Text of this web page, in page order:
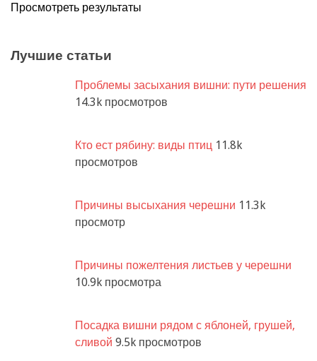
Просмотреть результаты
Лучшие статьи
Проблемы засыхания вишни: пути решения
14.3k просмотров
Кто ест рябину: виды птиц 11.8k
просмотров
Причины высыхания черешни 11.3k
просмотр
Причины пожелтения листьев у черешни
10.9k просмотра
Посадка вишни рядом с яблоней, грушей,
сливой 9.5k просмотров